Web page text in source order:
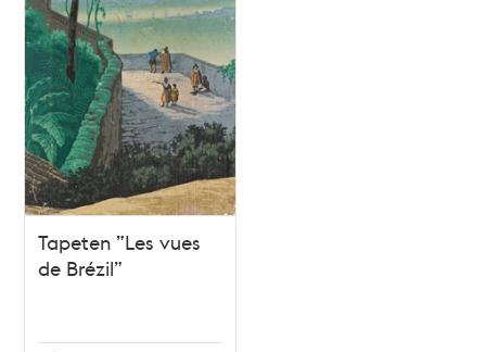
Tapeten ”Les vues
de Brézil”